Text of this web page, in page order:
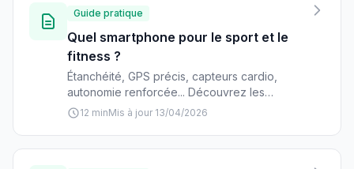
Guide pratique
Quel smartphone pour le sport et le
fitness ?
Étanchéité, GPS précis, capteurs cardio,
autonomie renforcée... Découvrez les
smartphones parfaits pour accompagner vos
au quotidien.
12 minMis à jour 13/04/2026